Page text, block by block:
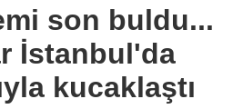
Megastar
hayranlarıylason buldu...
İstanbul'da
kucaklaştı